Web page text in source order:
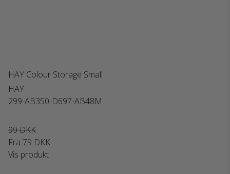
HAY Colour Storage Small
HAY
299-AB350-D697-AB48M
99 DKK
Fra 79 DKK
Vis produkt